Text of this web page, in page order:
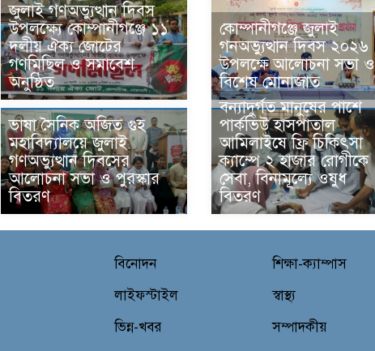
জুলাই গণঅভ্যুত্থান দিবস
উপলক্ষ্যে কোম্পানীগঞ্জে ১১
দলীয় ঐক্য জোটের
গণমিছিল ও সমাবেশ
অনুষ্ঠিত
কোম্পানীগঞ্জে জুলাই
গনঅভ্যুত্থান দিবস ২০২৬
উপলক্ষে আলোচনা সভা ও
বিশেষ মোনাজাত
ভাষা সৈনিক অজিত গুহ
মহাবিদ্যালয়ে জুলাই
গণঅভ্যুত্থান দিবসের
আলোচনা সভা ও পুরস্কার
বিতরণ
বন্যাদুর্গত মানুষের পাশে
পার্কভিউ হাসপাতাল
আমিলাইষে ফ্রি চিকিৎসা
ক্যাম্পে ২ হাজার রোগীকে
সেবা, বিনামূল্যে ওষুধ
বিতরণ
বিনোদন
লাইফস্টাইল
ভিন্ন-খবর
শিক্ষা-ক্যাম্পাস
স্বাস্থ্য
সম্পাদকীয়